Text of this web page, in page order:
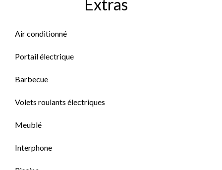
Extras
Air conditionné
Portail électrique
Barbecue
Volets roulants électriques
Meublé
Interphone